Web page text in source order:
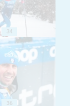
34
36